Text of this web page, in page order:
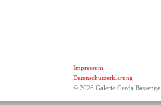
Impressum
Datenschutzerklärung
© 2026 Galerie Gerda Bassenge